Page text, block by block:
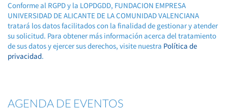
Conforme al RGPD y la LOPDGDD, FUNDACION EMPRESA
UNIVERSIDAD DE ALICANTE DE LA COMUNIDAD VALENCIANA
tratará los datos facilitados con la finalidad de gestionar y atender
su solicitud. Para obtener más información acerca del tratamiento
de sus datos y ejercer sus derechos, visite nuestra Política de
privacidad.
AGENDA DE EVENTOS